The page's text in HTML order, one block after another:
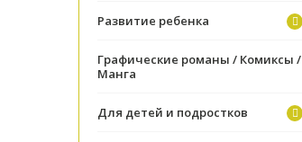
Развитие ребенка
Графические романы / Комиксы /
Манга
Для детей и подростков